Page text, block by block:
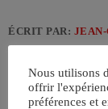
ÉCRIT PAR:
ANGLETERRE
ÉTATS-UNIS
Nous utilisons
offrir
préférences et